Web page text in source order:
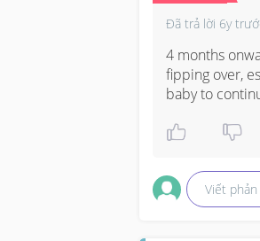
Đã trả lời 6y
4 months
fipping over,
baby to
Viết phản